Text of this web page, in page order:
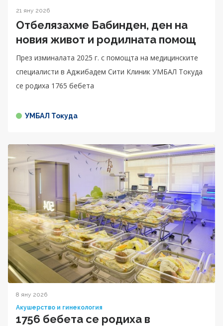
21 яну 2026
Отбелязахме Бабинден, ден на
новия живот и родилната помощ
През изминалата 2025 г. с помощта на медицинските
специалисти в Аджибадем Сити Клиник УМБАЛ Токуда
се родиха 1765 бебета
УМБАЛ Токуда
8 яну 2026
Акушерство и гинекология
1756 бебета се родиха в